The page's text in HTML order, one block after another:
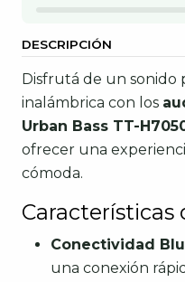
DESCRIPCIÓN
Disfrutá de un sonido
inalámbrica con los
Urban Bass TT-
ofrecer una
cómoda.
Características
Conectividad
una conexión